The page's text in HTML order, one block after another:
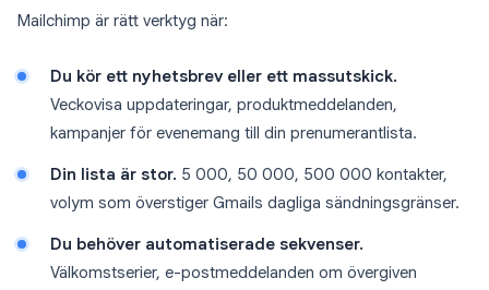
Mailchimp är rätt verktyg när:
Du kör ett nyhetsbrev eller ett massutskick.
Veckovisa uppdateringar, produktmeddelanden,
kampanjer för evenemang till din prenumerantlista.
Din lista är stor. 5 000, 50 000, 500 000 kontakter,
volym som överstiger Gmails dagliga sändningsgränser.
Du behöver automatiserade sekvenser.
Välkomstserier, e-postmeddelanden om övergiven